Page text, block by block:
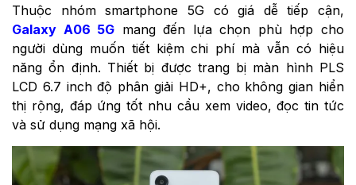
Thuộc nhóm smartphone 5G có giá dễ tiếp cận,
Galaxy A06 5G mang đến lựa chọn phù hợp cho
người dùng muốn tiết kiệm chi phí mà vẫn có hiệu
năng ổn định. Thiết bị được trang bị màn hình PLS
LCD 6.7 inch độ phân giải HD+, cho không gian hiển
thị rộng, đáp ứng tốt nhu cầu xem video, đọc tin tức
và sử dụng mạng xã hội.